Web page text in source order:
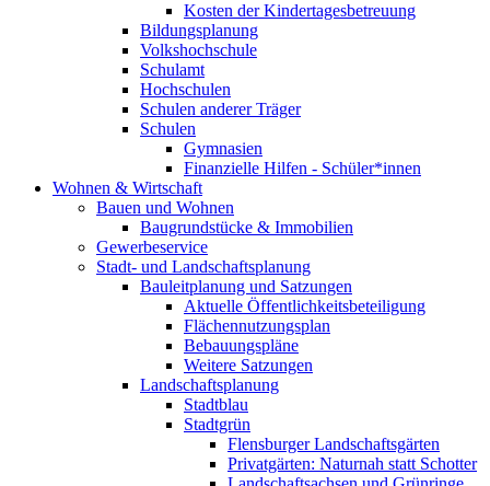
Kosten der Kindertagesbetreuung
Bildungsplanung
Volkshochschule
Schulamt
Hochschulen
Schulen anderer Träger
Schulen
Gymnasien
Finanzielle Hilfen - Schüler*innen
Wohnen & Wirtschaft
Bauen und Wohnen
Baugrundstücke & Immobilien
Gewerbeservice
Stadt- und Landschaftsplanung
Bauleitplanung und Satzungen
Aktuelle Öffentlichkeitsbeteiligung
Flächennutzungsplan
Bebauungspläne
Weitere Satzungen
Landschaftsplanung
Stadtblau
Stadtgrün
Flensburger Landschaftsgärten
Privatgärten: Naturnah statt Schotter